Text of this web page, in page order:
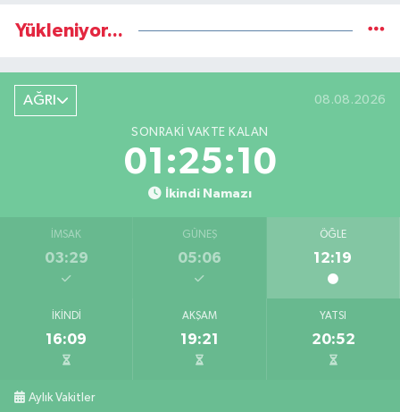
Yükleniyor...
AĞRI 08.08.2026
SONRAKI VAKTE KALAN
01:25:10
İkindi Namazı
İMSAK
03:29
GÜNEŞ
05:06
ÖĞLE
12:19
İKINDI
16:09
AKŞAM
19:21
YATSI
20:52
Aylık Vakitler